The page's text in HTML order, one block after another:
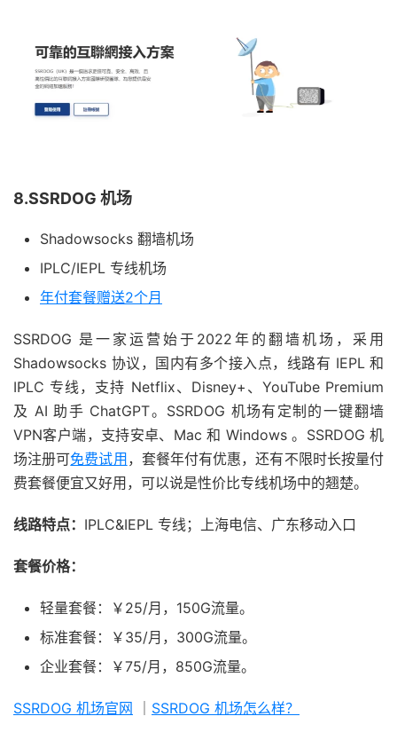
8.SSRDOG 机场
Shadowsocks 翻墙机场
IPLC/IEPL 专线机场
年付套餐赠送2个月
SSRDOG 是一家运营始于2022年的翻墙机场，采用
Shadowsocks 协议，国内有多个接入点，线路有 IEPL 和
IPLC 专线，支持 Netflix、Disney+、YouTube Premium
及 AI 助手 ChatGPT。SSRDOG 机场有定制的一键翻墙
VPN客户端，支持安卓、Mac 和 Windows 。SSRDOG 机
场注册可免费试用，套餐年付有优惠，还有不限时长按量付
费套餐便宜又好用，可以说是性价比专线机场中的翘楚。
线路特点： IPLC&IEPL 专线；上海电信、广东移动入口
套餐价格：
轻量套餐：￥25/月，150G流量。
标准套餐：￥35/月，300G流量。
企业套餐：￥75/月，850G流量。
SSRDOG 机场官网 SSRDOG 机场怎么样？